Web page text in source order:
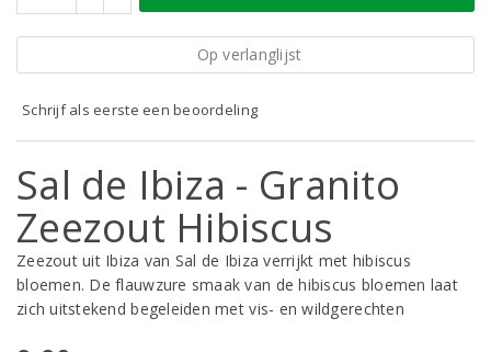
Op verlanglijst
Schrijf als eerste een beoordeling
Sal de Ibiza - Granito
Zeezout Hibiscus
Zeezout uit Ibiza van Sal de Ibiza verrijkt met hibiscus
bloemen. De flauwzure smaak van de hibiscus bloemen laat
zich uitstekend begeleiden met vis- en wildgerechten